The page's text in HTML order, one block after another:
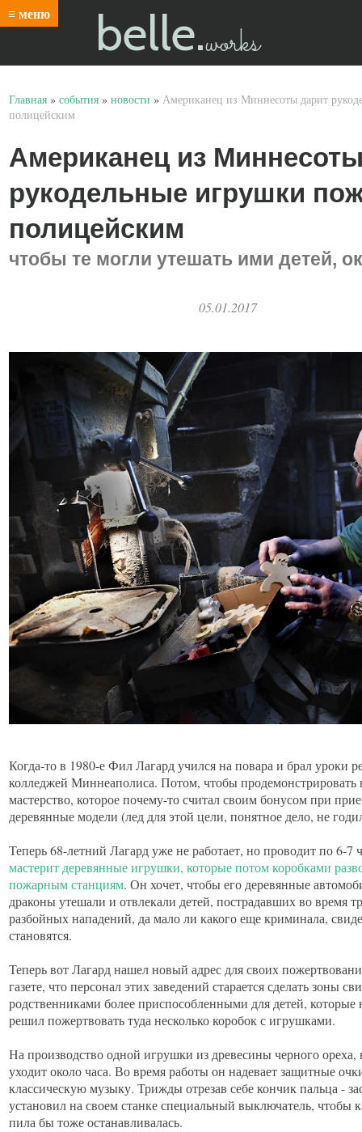
≡ меню belle.works
Главная » события » новости » Американец из Миннесоты дарит
полицейским
Американец из
рукодельные игрушки
полицейским
чтобы те могли утешать ими детей,
05.01.2017
Когда-то в 1980-е Фил Лагард учился на повара и брал уроки
колледжей Миннеаполиса. Потом, чтобы продемонстрировать
мастерство, которое почему-то считал своим бонусом при
деревянные модели (лед для этой цели, понятное дело, не
Теперь 68-летний Лагард уже не работает, но проводит по 6-7
мастерит деревянные игрушки, которые потом коробками
пожарным станциям. Он хочет, чтобы его деревянные
драконы утешали и отвлекали детей, пострадавших во время
разбойных нападений, да мало ли какого еще криминала,
становятся.
Теперь вот Лагард нашел новый адрес для своих
газете, что персонал этих заведений старается сделать зоны
родственниками более приспособленными для детей,
решил пожертвовать туда несколько коробок с игрушками.
На производство одной игрушки из древесины черного
уходит около часа. Во время работы он надевает защитные
классическую музыку. Трижды отрезав себе кончик пальца -
установил на своем станке специальный выключатель, чтобы
пила бы тоже останавливалась.